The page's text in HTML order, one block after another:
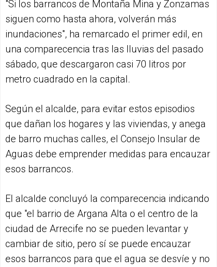
"Si los barrancos de Montaña Mina y Zonzamas
siguen como hasta ahora, volverán más
inundaciones", ha remarcado el primer edil, en
una comparecencia tras las lluvias del pasado
sábado, que descargaron casi 70 litros por
metro cuadrado en la capital.
Según el alcalde, para evitar estos episodios
que dañan los hogares y las viviendas, y anega
de barro muchas calles, el Consejo Insular de
Aguas debe emprender medidas para encauzar
esos barrancos.
El alcalde concluyó la comparecencia indicando
que "el barrio de Argana Alta o el centro de la
ciudad de Arrecife no se pueden levantar y
cambiar de sitio, pero sí se puede encauzar
esos barrancos para que el agua se desvíe y no